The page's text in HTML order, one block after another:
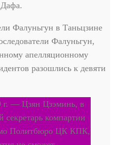
Фалуньгун в Таньцзине
Фалуньгун,
апелляционному
разошлись к девяти
г. — Цзян Цзэминь, в
секретарь компартии
Политбюро ЦК КПК,